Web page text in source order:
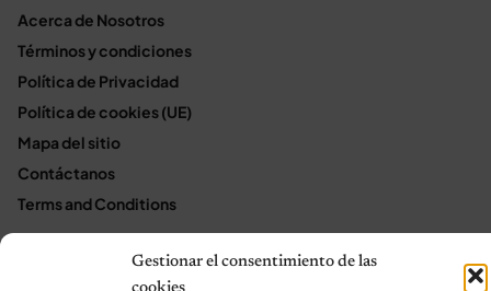
Gestionar el consentimiento de las
Acerca de Nosotros
Términos y condiciones
Política de Privacidad
Política de cookies (UE)
Mapa del sitio
Contáctanos
Terms and Conditions